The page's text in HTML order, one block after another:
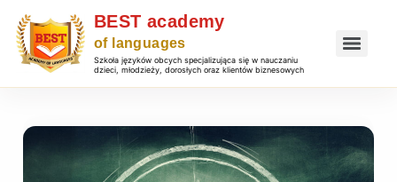
Szkoła języków obcych specjalizująca się w nauczaniu
dzieci, młodzieży, dorosłych oraz klientów biznesowych